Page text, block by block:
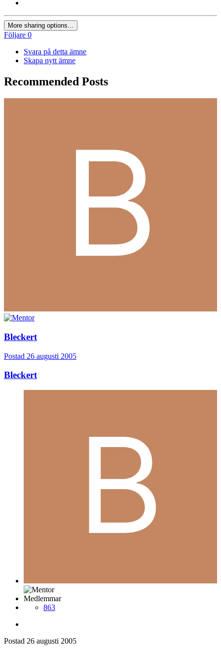
More sharing options...
Följare 0
Svara på detta ämne
Skapa nytt ämne
Recommended Posts
Bleckert
Postad 26 augusti 2005
Bleckert
Medlemmar
863
Postad 26 augusti 2005